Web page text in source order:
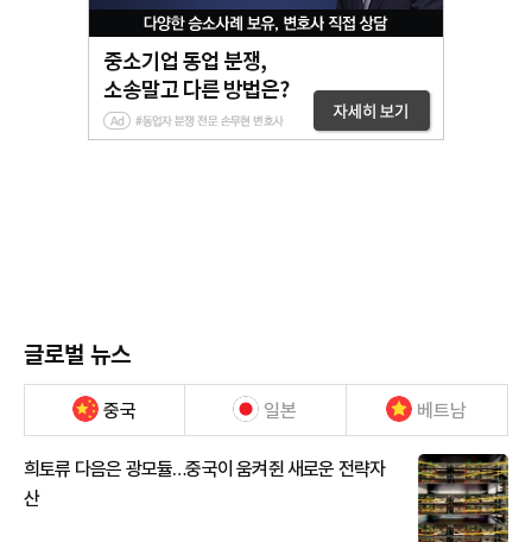
글로벌 뉴스
중국 일본 베트남
희토류 다음은 광모듈…중국이 움켜쥔 새로운 전략자
산